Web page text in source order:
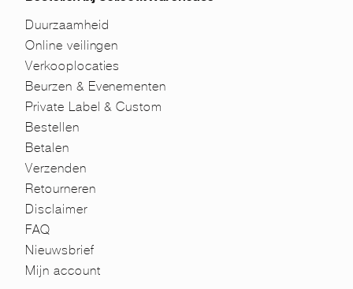
Duurzaamheid
Online veilingen
Verkooplocaties
Beurzen & Evenementen
Private Label & Custom
Bestellen
Betalen
Verzenden
Retourneren
Disclaimer
FAQ
Nieuwsbrief
Mijn account